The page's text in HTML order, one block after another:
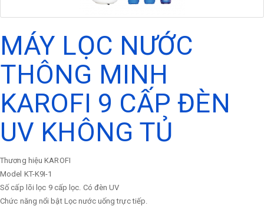
MÁY LỌC NƯỚC
THÔNG MINH
KAROFI 9 CẤP ĐÈN
UV KHÔNG TỦ
Thương hiệu KAROFI
Model KT-K9I-1
Số cấp lõi lọc 9 cấp lọc. Có đèn UV
Chức năng nổi bật Lọc nước uống trực tiếp.